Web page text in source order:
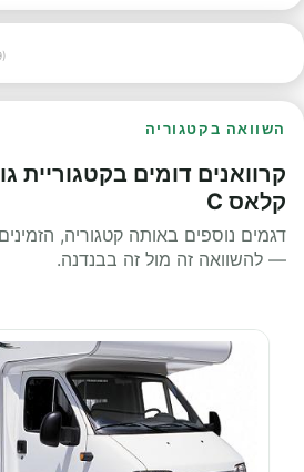
השוואה בקטגוריה
קרוואנים דומים בקטגוריית
קלאס C
דגמים נוספים באותה קטגוריה,
— להשוואה זה מול זה בבנדנה.